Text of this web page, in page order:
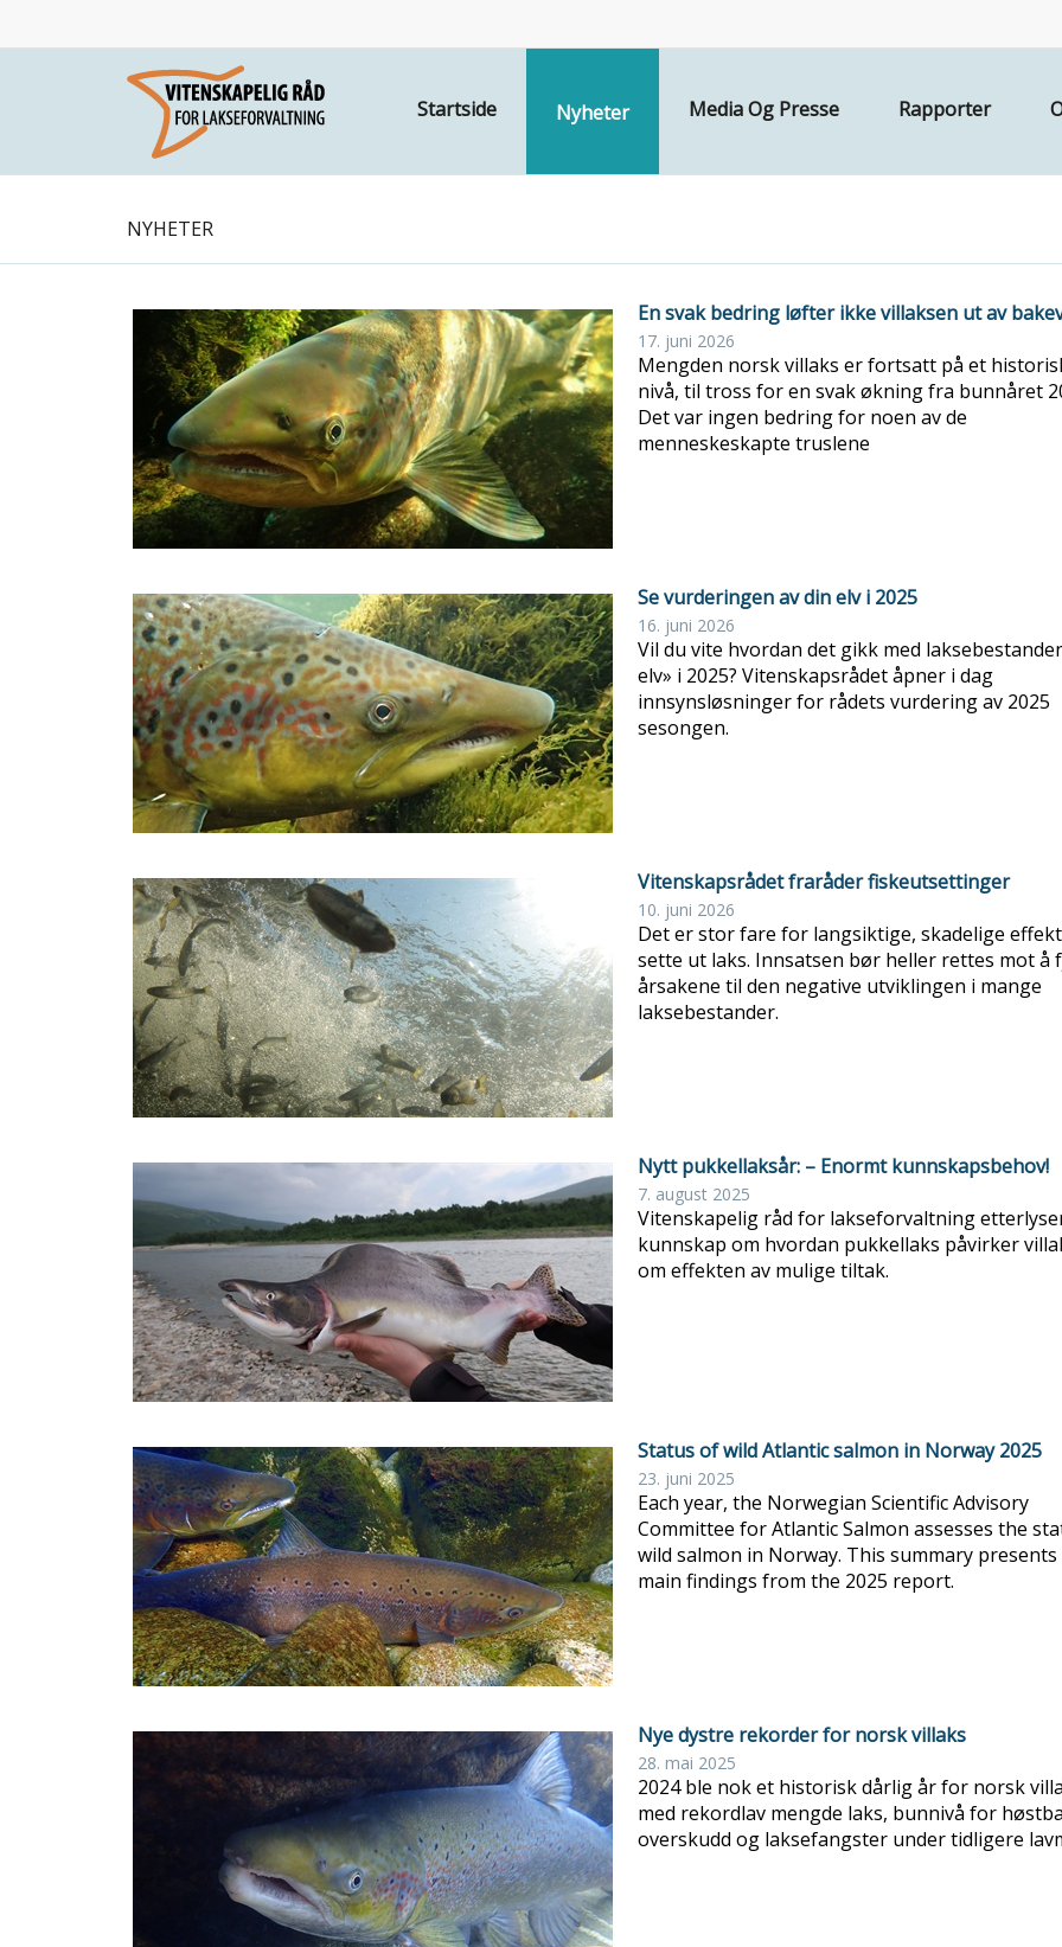
Startside Nyheter Media Og Presse Rapporter
NYHETER
En svak bedring løfter ikke villaksen ut av
17. juni 2026
Mengden norsk villaks er fortsatt på et
nivå, til tross for en svak økning fra bunnåret
Det var ingen bedring for noen av de
menneskeskapte truslene
Se vurderingen av din elv i 2025
16. juni 2026
Vil du vite hvordan det gikk med
elv» i 2025? Vitenskapsrådet åpner i dag
innsynsløsninger for rådets vurdering av 2025
sesongen.
Vitenskapsrådet fraråder fiskeutsettinger
10. juni 2026
Det er stor fare for langsiktige, skadelige
sette ut laks. Innsatsen bør heller rettes mot å
årsakene til den negative utviklingen i mange
laksebestander.
Nytt pukkellaksår: – Enormt kunnskapsbehov!
7. august 2025
Vitenskapelig råd for lakseforvaltning
kunnskap om hvordan pukkellaks påvirker
om effekten av mulige tiltak.
Status of wild Atlantic salmon in Norway 2025
23. juni 2025
Each year, the Norwegian Scientific Advisory
Committee for Atlantic Salmon assesses the
wild salmon in Norway. This summary presents
main findings from the 2025 report.
Nye dystre rekorder for norsk villaks
28. mai 2025
2024 ble nok et historisk dårlig år for norsk
med rekordlav mengde laks, bunnivå for
overskudd og laksefangster under tidligere